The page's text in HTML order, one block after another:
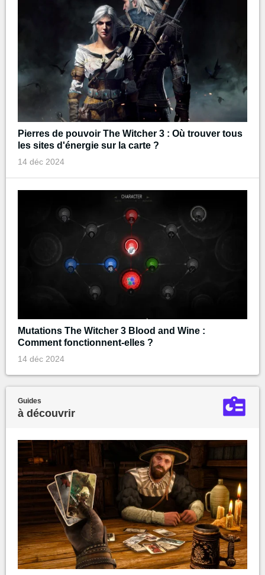
Pierres de pouvoir The Witcher 3 : Où trouver tous
les sites d'énergie sur la carte ?
14 déc 2024
Mutations The Witcher 3 Blood and Wine :
Comment fonctionnent-elles ?
14 déc 2024
Guides
à découvrir